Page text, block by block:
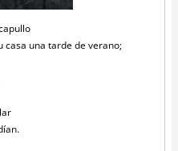
casa una tarde de verano;